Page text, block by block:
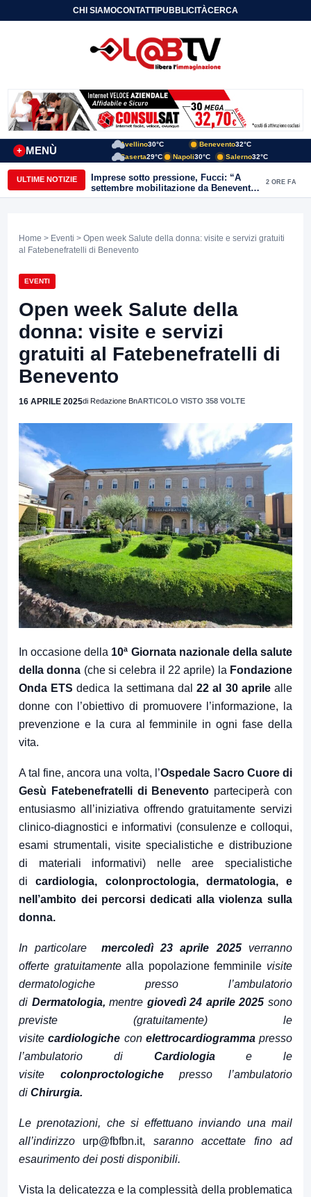
CHI SIAMOCONTATTIPUBBLICITÀCERCA
MENÙ
+
Avellino30°C Benevento32°C
Caserta29°C Napoli30°C Salerno32°C
ULTIME NOTIZIE
Imprese sotto pressione, Fucci: “A
settembre mobilitazione da Benevento
e Avellino”
2 ORE FA
Home > Eventi > Open week Salute della donna: visite e servizi gratuiti
al Fatebenefratelli di Benevento
EVENTI
Open week Salute della
donna: visite e servizi
gratuiti al Fatebenefratelli di
Benevento
16 APRILE 2025di Redazione BnARTICOLO VISTO 358 VOLTE
In occasione della 10ª Giornata nazionale della salute
della donna (che si celebra il 22 aprile) la Fondazione
Onda ETS dedica la settimana dal 22 al 30 aprile alle
donne con l’obiettivo di promuovere l’informazione, la
prevenzione e la cura al femminile in ogni fase della
vita.
A tal fine, ancora una volta, l’Ospedale Sacro Cuore di
Gesù Fatebenefratelli di Benevento parteciperà con
entusiasmo all’iniziativa offrendo gratuitamente servizi
clinico-diagnostici e informativi (consulenze e colloqui,
esami strumentali, visite specialistiche e distribuzione
di materiali informativi) nelle aree specialistiche
di
cardiologia, colonproctologia, dermatologia, e
nell’ambito dei percorsi dedicati alla violenza sulla
donna.
In particolare mercoledì 23 aprile 2025
verranno
offerte gratuitamente alla popolazione femminile visite
dermatologiche presso l’ambulatorio
di Dermatologia, mentre giovedì 24 aprile 2025 sono
previste (gratuitamente) le
visite cardiologiche con elettrocardiogramma presso
l’ambulatorio di
Cardiologia
e le
visite
colonproctologiche
presso l’ambulatorio
di Chirurgia.
Le prenotazioni, che si effettuano inviando una mail
all’indirizzo
urp@fbfbn.it,
saranno accettate fino ad
esaurimento dei posti disponibili.
Vista la delicatezza e la complessità della problematica